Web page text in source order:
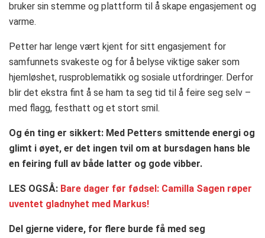
bruker sin stemme og plattform til å skape engasjement og
varme.
Petter har lenge vært kjent for sitt engasjement for
samfunnets svakeste og for å belyse viktige saker som
hjemløshet, rusproblematikk og sosiale utfordringer. Derfor
blir det ekstra fint å se ham ta seg tid til å feire seg selv –
med flagg, festhatt og et stort smil.
Og én ting er sikkert: Med Petters smittende energi og
glimt i øyet, er det ingen tvil om at bursdagen hans ble
en feiring full av både latter og gode vibber.
LES OGSÅ: Bare dager før fødsel: Camilla Sagen røper
uventet gladnyhet med Markus!
Del gjerne videre, for flere burde få med seg